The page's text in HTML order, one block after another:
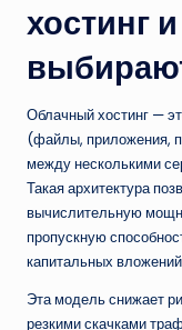
хостинг
Облачный хостинг —
(файлы, приложения,
между несколькими
Такая архитектура
вычислительную
пропускную
капитальных
Эта модель снижает
резкими скачками